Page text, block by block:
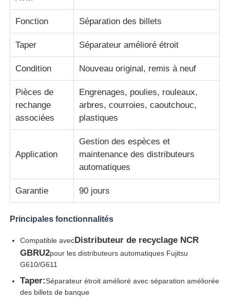
nouvelles
Tous les cas
Demande de soumission
Pièces pour ATM Diebold
Pièces d'atmosphère de Wincor
Pièces de distributeurs Hyosung
Pièces de distributeurs automatiques Hitachi
Pièces d'atmosphère de GRG
Fonction Séparation des billets
Taper Séparateur amélioré étroit
Condition Nouveau original, remis à neuf
Pièces de
rechange
associées
Engrenages, poulies, rouleaux,
arbres, courroies, caoutchouc,
plastiques
Application
Gestion des espèces et
maintenance des distributeurs
automatiques
Garantie 90 jours
Principales fonctionnalités
Compatible avecDistributeur de recyclage NCR
GBRU2pour les distributeurs automatiques Fujitsu
G610/G611
Taper:Séparateur étroit amélioré avec séparation améliorée
des billets de banque